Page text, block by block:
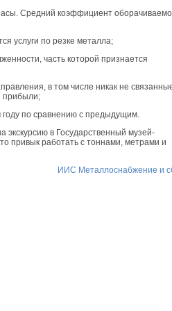
Средний коэффициент
услуги по резке металла;
часть которой признается
в том числе никак не
прибыли;
году по сравнению с предыдущим.
в Государственный музей-
привык работать с тоннами, метрами и
ИИС Металлоснабжение и